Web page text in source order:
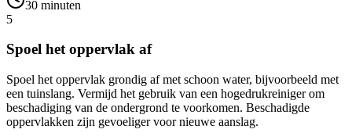
30 minuten
5
Spoel het oppervlak af
Spoel het oppervlak grondig af met schoon water, bijvoorbeeld met
een tuinslang. Vermijd het gebruik van een hogedrukreiniger om
beschadiging van de ondergrond te voorkomen. Beschadigde
oppervlakken zijn gevoeliger voor nieuwe aanslag.